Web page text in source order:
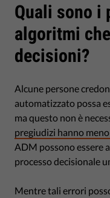
Quali sono i
algoritmi
decisioni?
Alcune persone
automatizzato possa
ma questo non è
pregiudizi hanno
ADM possono essere
processo decisionale
Mentre tali errori